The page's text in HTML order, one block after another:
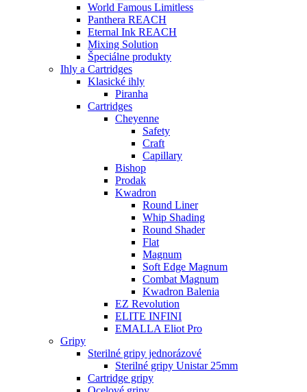
World Famous Limitless
Panthera REACH
Eternal Ink REACH
Mixing Solution
Špeciálne produkty
Ihly a Cartridges
Klasické ihly
Piranha
Cartridges
Cheyenne
Safety
Craft
Capillary
Bishop
Prodak
Kwadron
Round Liner
Whip Shading
Round Shader
Flat
Magnum
Soft Edge Magnum
Combat Magnum
Kwadron Balenia
EZ Revolution
ELITE INFINI
EMALLA Eliot Pro
Gripy
Sterilné gripy jednorázové
Sterilné gripy Unistar 25mm
Cartridge gripy